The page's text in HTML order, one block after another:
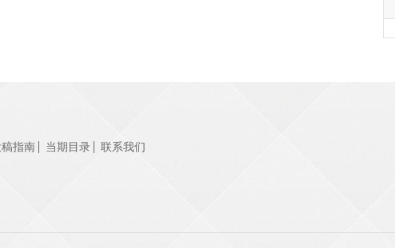
指南 当期目录 联系我们